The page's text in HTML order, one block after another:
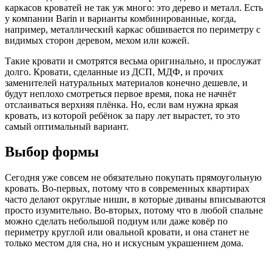
каркасов кроватей не так уж много: это дерево и металл. Есть
у компании Barin и варианты комбинированные, когда,
например, металлический каркас обшивается по периметру с
видимых сторон деревом, мехом или кожей.
Такие кровати и смотрятся весьма оригинально, и прослужат
долго. Кровати, сделанные из ДСП, МДФ, и прочих
заменителей натуральных материалов конечно дешевле, и
будут неплохо смотреться первое время, пока не начнёт
отслаиваться верхняя плёнка. Но, если вам нужна яркая
кровать, из которой ребёнок за пару лет вырастет, то это
самый оптимальный вариант.
Выбор формы
Сегодня уже совсем не обязательно покупать прямоугольную
кровать. Во-первых, потому что в современных квартирах
часто делают округлые ниши, в которые диваны вписываются
просто изумительно. Во-вторых, потому что в любой спальне
можно сделать небольшой подиум или даже ковёр по
периметру круглой или овальной кровати, и она станет не
только местом для сна, но и искусным украшением дома.